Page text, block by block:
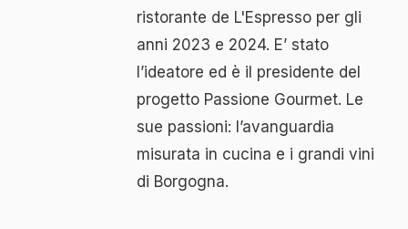
ristorante de L'Espresso per gli
anni 2023 e 2024. E’ stato
l’ideatore ed è il presidente del
progetto Passione Gourmet. Le
sue passioni: l’avanguardia
misurata in cucina e i grandi vini
di Borgogna.